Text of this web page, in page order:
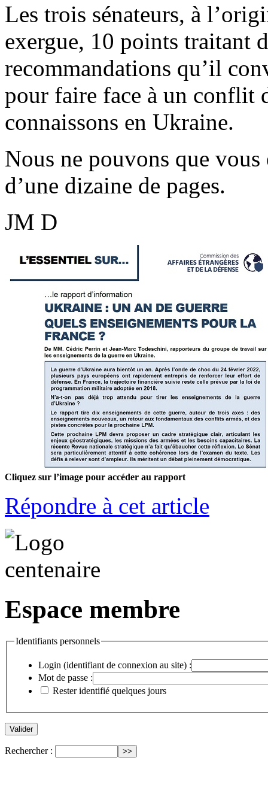
Les trois sénateurs, à
exergue, 10 points traitant
recommandations qu’il
pour faire face à un conflit
connaissons en Ukraine.
Nous ne pouvons que
d’une dizaine de pages.
JM D
Cliquez sur l’image pour accéder au rapport
Répondre à cet article
Espace membre
Identifiants personnels
Login (identifiant de connexion au site) :
Mot de passe :
Rester identifié quelques jours
Rechercher :